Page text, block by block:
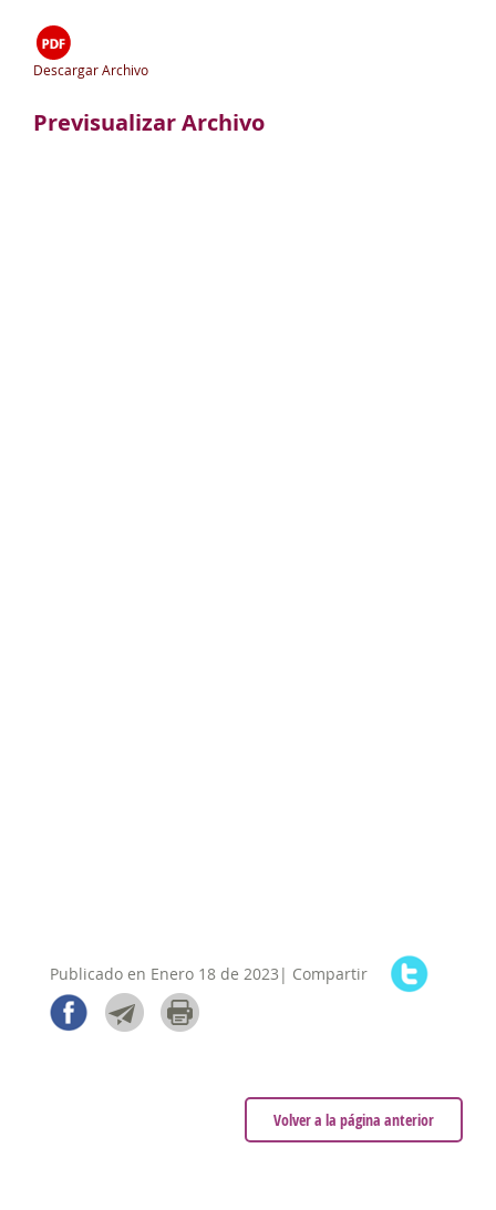
Descargar Archivo
Previsualizar Archivo
Publicado en Enero 18 de 2023| Compartir
Volver a la página anterior